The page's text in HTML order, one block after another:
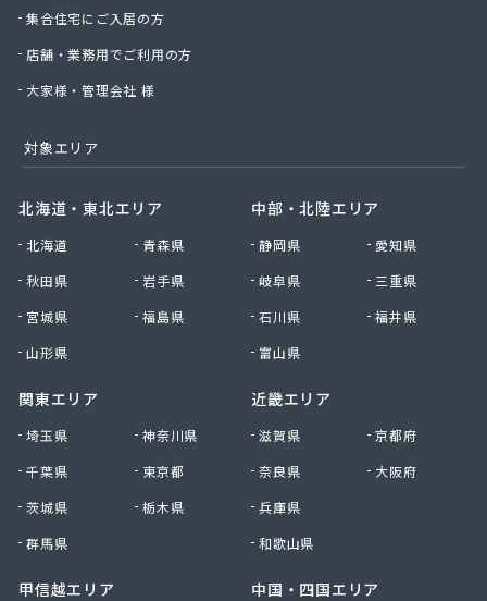
株式会社冨永商店
株式会社浮羽日石岩佐石油店
株式会社北九州ガス燃料
株式会社明治産業
株式会社木下工業所
株式会社鈴久商事
株式会社和泉プロパン
株式会社和泉プロパン みやま営業所
株式会社和田商店
株式会社髙岡
丸信エナジー株式会社
貴船商事株式会社
吉村アクティブ産業株式会社
吉武産業株式会社 福岡支店
吉武産業株式会社 福岡西営業所
吉野住宅設備機器有限会社
集合住宅にご入居の方
店舗・業務用でご利用の方
大家様・管理会社 様
対象エリア
北海道・東北エリア
北海道
青森県
秋田県
岩手県
宮城県
福島県
山形県
関東エリア
埼玉県
神奈川県
千葉県
東京都
茨城県
栃木県
群馬県
甲信越エリア
中部・北陸エリア
静岡県
愛知県
岐阜県
三重県
石川県
福井県
富山県
近畿エリア
滋賀県
京都府
奈良県
大阪府
兵庫県
和歌山県
中国・四国エリア